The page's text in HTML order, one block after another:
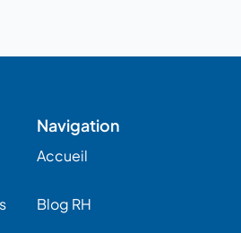
Navigation
Accueil
Blog RH